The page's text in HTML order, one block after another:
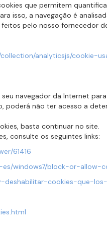
que permitem
isso, a navegação é
pelo nosso fornecedor
analyticsjs/cookie-
navegador da Internet
poderá não ter acesso a
basta continuar no site.
consulte os seguintes links:
61416
windows7/block-or-allow-
deshabilitar-cookies-que-